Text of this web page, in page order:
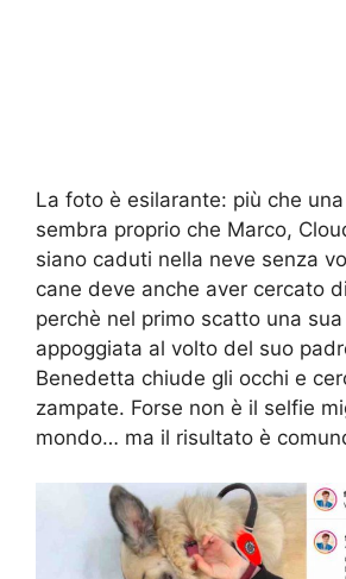
La foto è esilarante: più che
sembra proprio che Marco,
siano caduti nella neve senza
cane deve anche aver cercato
perchè nel primo scatto una
appoggiata al volto del suo
Benedetta chiude gli occhi e
zampate. Forse non è il selfie
mondo… ma il risultato è